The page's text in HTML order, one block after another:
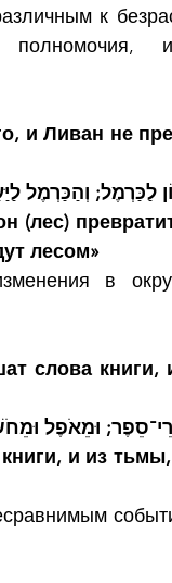
к
и Ливан не
לַכַּרְמֶל; וְהַכַּרְמֶל
(лес)
лесом»
в
слова
וּמֵאֹפֶל
и из